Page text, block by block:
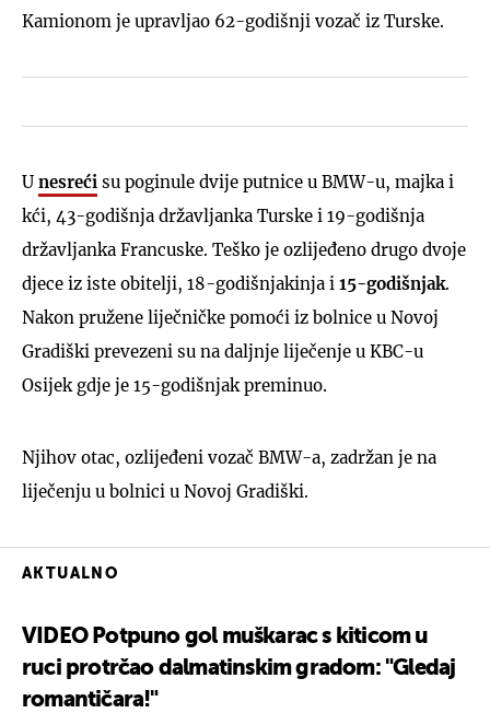
Kamionom je upravljao 62-godišnji vozač iz Turske.
U nesreći su poginule dvije putnice u BMW-u, majka i
kći, 43-godišnja državljanka Turske i 19-godišnja
državljanka Francuske. Teško je ozlijeđeno drugo dvoje
djece iz iste obitelji, 18-godišnjakinja i 15-godišnjak.
Nakon pružene liječničke pomoći iz bolnice u Novoj
Gradiški prevezeni su na daljnje liječenje u KBC-u
Osijek gdje je 15-godišnjak preminuo.
Njihov otac, ozlijeđeni vozač BMW-a, zadržan je na
liječenju u bolnici u Novoj Gradiški.
AKTUALNO
VIDEO Potpuno gol muškarac s kiticom u
ruci protrčao dalmatinskim gradom: "Gledaj
romantičara!"